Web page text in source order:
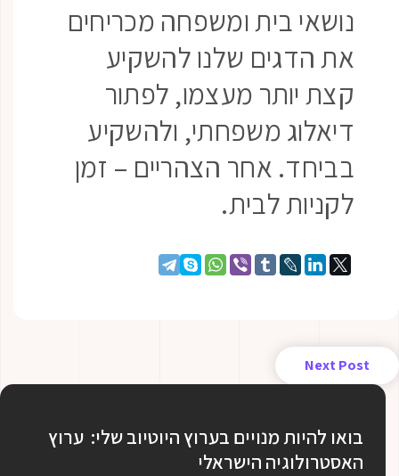
נושאי בית ומשפחה מכריחים
את הדגים שלנו להשקיע
קצת יותר מעצמו, לפתור
דיאלוג משפחתי, ולהשקיע
בביחד. אחר הצהריים – זמן
לקניות לבית.
Next Post
בואו להיות מנויים בערוץ היוטיוב שלי: ערוץ
האסטרולוגיה הישראלי